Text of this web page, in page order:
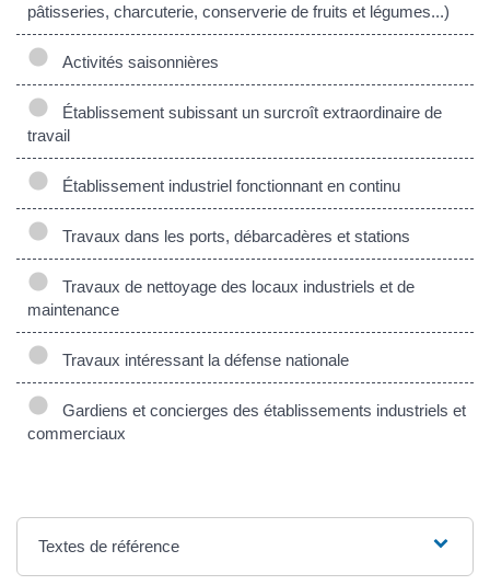
pâtisseries, charcuterie, conserverie de fruits et légumes...)
Activités saisonnières
Établissement subissant un surcroît extraordinaire de
travail
Établissement industriel fonctionnant en continu
Travaux dans les ports, débarcadères et stations
Travaux de nettoyage des locaux industriels et de
maintenance
Travaux intéressant la défense nationale
Gardiens et concierges des établissements industriels et
commerciaux
Textes de référence